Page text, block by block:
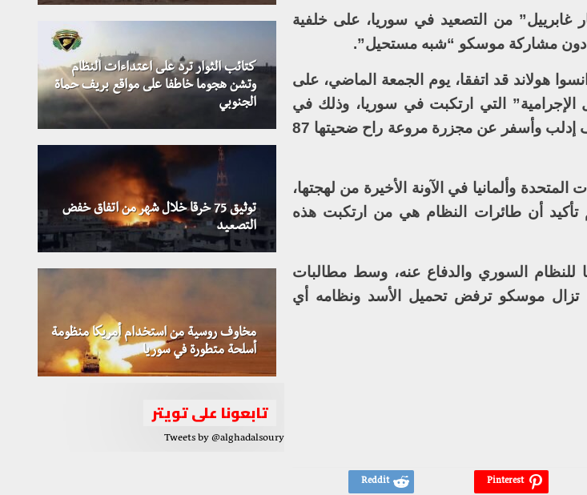
غابرييل” من التصعيد في سوريا، على خلفية
من دون مشاركة موسكو “شبه مستحيل”.
هولاند قد اتفقا، يوم الجمعة الماضي، على
التي ارتكبت في سوريا، وذلك في
إشارة للهجوم الكيميائي الذي استهدف مدينة خان شيخون بريف إدلب وأسفر عن مجزرة مروعة راح ضحيتها 87
وألمانيا في الآونة الأخيرة من لهجتها،
أن طائرات النظام هي من ارتكبت هذه
للنظام السوري والدفاع عنه، وسط مطالبات
تزال موسكو ترفض تحميل الأسد ونظامه أي
كتائب الثوار ترد على اعتداءات النظام
وتشن هجوما خاطفا على مواقع بريف حماة
الجنوبي
توثيق 75 خرقا خلال شهر من اتفاق خفض
التصعيد
مخاوف روسية من استخدام أمريكا منظومة
أسلحة متطورة في سوريا
تابعونا على تويتر
Tweets by @alghadalsoury